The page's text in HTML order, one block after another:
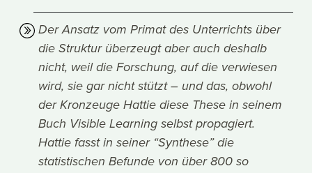
Der Ansatz vom Primat des Unterrichts über
die Struktur überzeugt aber auch deshalb
nicht, weil die Forschung, auf die verwiesen
wird, sie gar nicht stützt – und das, obwohl
der Kronzeuge Hattie diese These in seinem
Buch Visible Learning selbst propagiert.
Hattie fasst in seiner “Synthese” die
statistischen Befunde von über 800 so